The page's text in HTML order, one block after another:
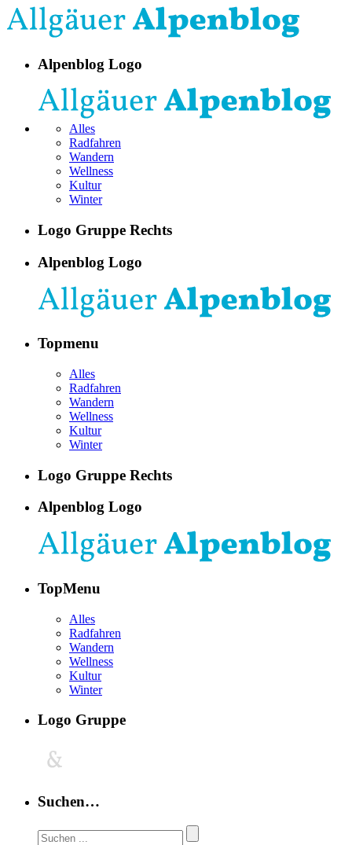
Alpenblog Logo
Alles
Radfahren
Wandern
Wellness
Kultur
Winter
Logo Gruppe Rechts
Alpenblog Logo
Topmenu
Alles
Radfahren
Wandern
Wellness
Kultur
Winter
Logo Gruppe Rechts
Alpenblog Logo
TopMenu
Alles
Radfahren
Wandern
Wellness
Kultur
Winter
Logo Gruppe
Suchen…